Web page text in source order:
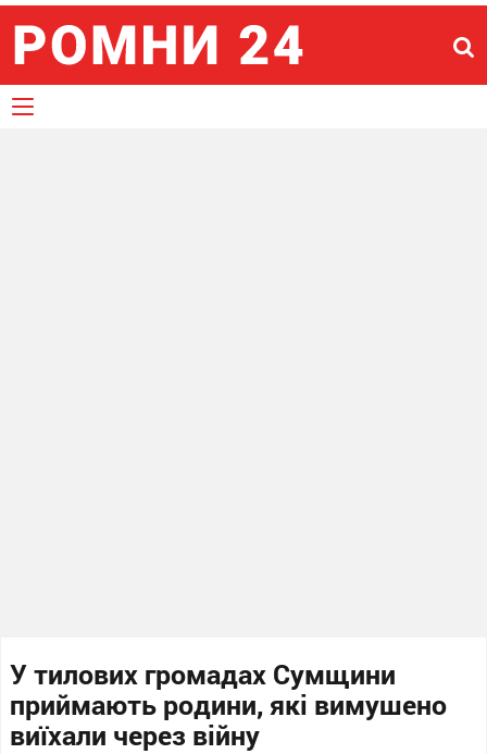
У тилових громадах Сумщини
приймають родини, які вимушено
виїхали через війну